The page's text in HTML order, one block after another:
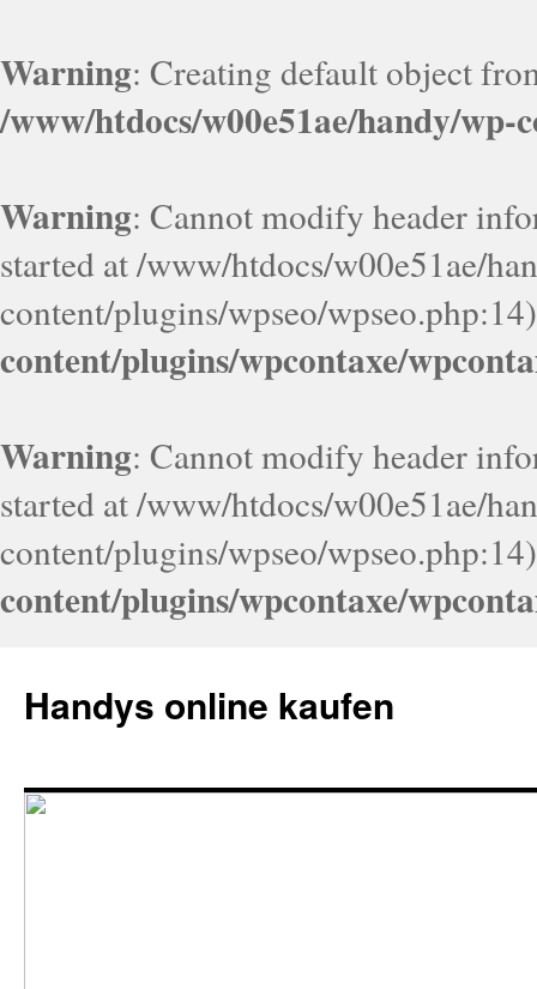
Warning: Creating default object
/www/htdocs/w00e51ae/handy/wp-
Warning: Cannot modify header
started at /www/htdocs/w00e51ae/
content/plugins/wpseo/
content/plugins/wpcontaxe/
Warning: Cannot modify header
started at /www/htdocs/w00e51ae/
content/plugins/wpseo/
content/plugins/wpcontaxe/
Handys online kaufen